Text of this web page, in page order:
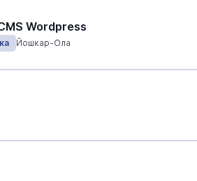
Wordpress
Йошкар-Ола